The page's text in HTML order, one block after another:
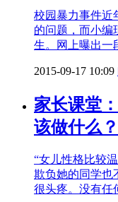
校园暴力事件近
的问题，而小编
生。网上曝出一
2015-09-17 10:09
家长课堂
该做什么？
“女儿性格比较
欺负她的同学也
很头疼。没有任